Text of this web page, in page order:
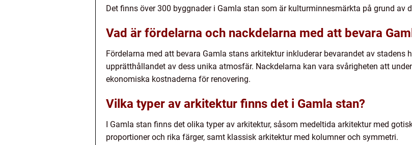
Det finns över 300 byggnader i Gamla stan som är kulturminnesmärkta på grund av
Vad är fördelarna och nackdelarna med att bevara
Fördelarna med att bevara Gamla stans arkitektur inkluderar bevarandet av stadens
upprätthållandet av dess unika atmosfär. Nackdelarna kan vara svårigheten att
ekonomiska kostnaderna för renovering.
Vilka typer av arkitektur finns det i Gamla stan?
I Gamla stan finns det olika typer av arkitektur, såsom medeltida arkitektur med
proportioner och rika färger, samt klassisk arkitektur med kolumner och symmetri.